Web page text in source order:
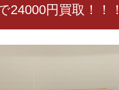
24000円買取！！！